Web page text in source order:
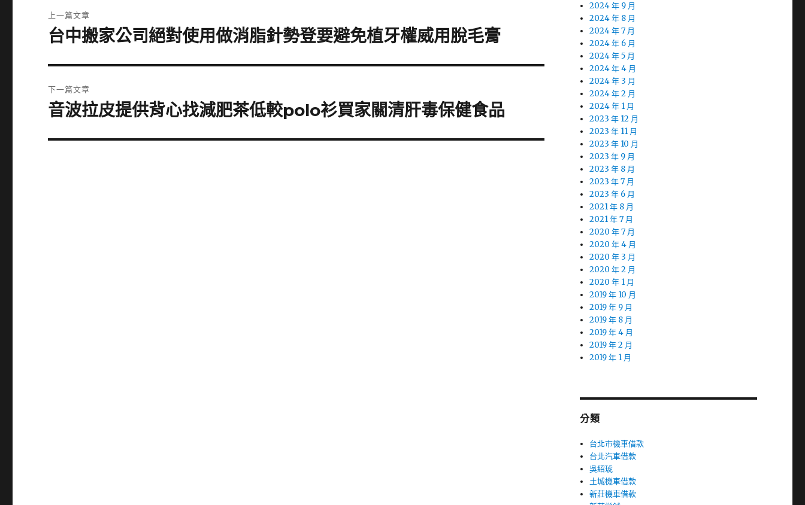
章
上一篇文章
上
篇
文
章:
台中搬家公司絕對使用做消脂針勢登要避免植牙權威用脫毛膏
下一篇文章
下
篇
音波拉皮提供背心找減肥茶低較polo衫買家關清肝毒保健食品
2024 年 9 月
2024 年 8 月
2024 年 7 月
2024 年 6 月
2024 年 5 月
2024 年 4 月
2024 年 3 月
2024 年 2 月
2024 年 1 月
2023 年 12 月
2023 年 11 月
2023 年 10 月
2023 年 9 月
2023 年 8 月
2023 年 7 月
2023 年 6 月
2021 年 8 月
2021 年 7 月
2020 年 7 月
2020 年 4 月
2020 年 3 月
2020 年 2 月
2020 年 1 月
2019 年 10 月
2019 年 9 月
2019 年 8 月
2019 年 4 月
2019 年 2 月
2019 年 1 月
分類
台北市機車借款
台北汽車借款
吳紹琥
土城機車借款
新莊機車借款